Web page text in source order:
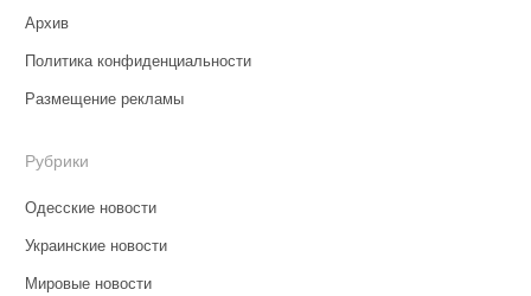
Архив
Политика конфиденциальности
Размещение рекламы
Рубрики
Одесские новости
Украинские новости
Мировые новости